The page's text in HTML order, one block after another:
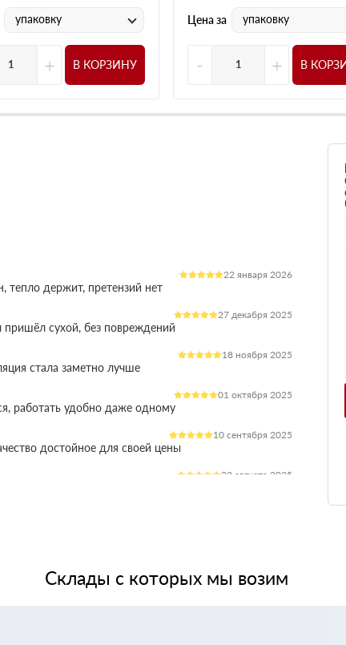
упаковку
+ В КОРЗИНУ
Цена за упаковку
- + В
22 января 2026
тепло держит, претензий нет
27 декабря 2025
пришёл сухой, без повреждений
18 ноября 2025
стала заметно лучше
01 октября 2025
работать удобно даже одному
10 сентября 2025
достойное для своей цены
22 августа 2025
расходы на отопление стали ниже
Склады с которых мы возим